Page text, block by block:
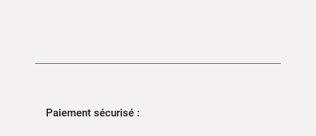
Paiement sécurisé :